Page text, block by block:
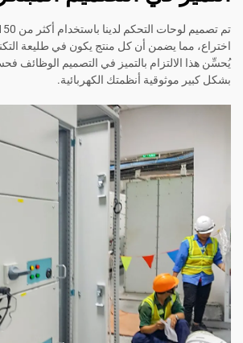
اختراع، مما يضمن أن كل منتج يكون في طليعة
يُحسِّن هذا الالتزام بالتميز في التصميم الوظائف
بشكل كبير موثوقية أنظمتك الكهربائية.